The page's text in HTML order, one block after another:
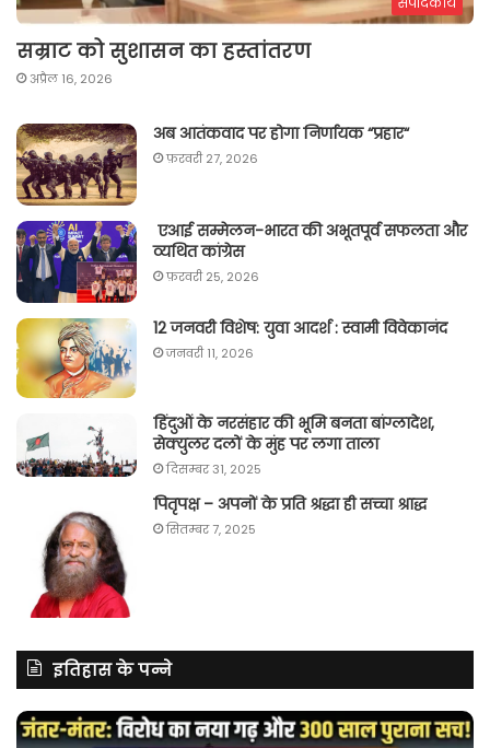
सम्राट को सुशासन का हस्तांतरण
अप्रैल 16, 2026
अब आतंकवाद पर होगा निर्णायक “प्रहार“
फ़रवरी 27, 2026
एआई सम्मेलन-भारत की अभूतपूर्व सफलता और
व्यथित कांग्रेस
फ़रवरी 25, 2026
12 जनवरी विशेष: युवा आदर्श : स्वामी विवेकानंद
जनवरी 11, 2026
हिंदुओं के नरसंहार की भूमि बनता बांग्लादेश,
सेक्युलर दलों के मुंह पर लगा ताला
दिसम्बर 31, 2025
पितृपक्ष – अपनों के प्रति श्रद्धा ही सच्चा श्राद्ध
सितम्बर 7, 2025
इतिहास के पन्ने